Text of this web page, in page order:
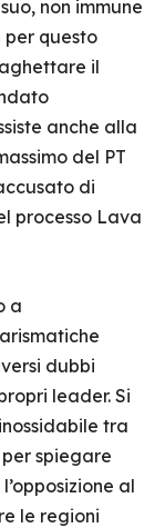
non immune
per questo
il
anche alla
del PT
di
processo Lava
a
dubbi
leader. Si
tra
spiegare
al
le regioni